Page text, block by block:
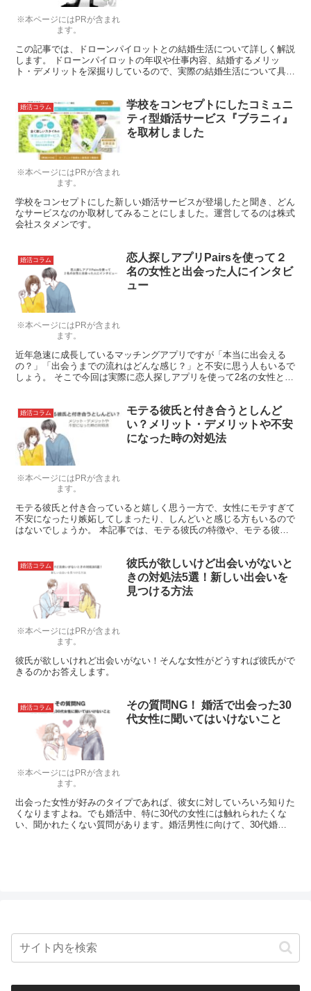
※本ページにはPRが含まれ
ます。
この記事では、ドローンパイロットとの結婚生活について詳しく解説
します。 ドローンパイロットの年収や仕事内容、結婚するメリッ
ト・デメリットを深掘りしているので、実際の結婚生活について具体
※本ページにはPRが含まれ
ます。
婚活コラム
学校をコンセプトにしたコミュニ
ティ型婚活サービス『ブラニィ』
を取材しました
学校をコンセプトにした新しい婚活サービスが登場したと聞き、どん
なサービスなのか取材してみることにしました。運営してるのは株式
会社スタメンです。
※本ページにはPRが含まれ
ます。
婚活コラム
恋人探しアプリPairsを使って２
名の女性と出会った人にインタビ
ュー
近年急速に成長しているマッチングアプリですが「本当に出会える
の？」「出会うまでの流れはどんな感じ？」と不安に思う人もいるで
しょう。 そこで今回は実際に恋人探しアプリを使って2名の女性と出
※本ページにはPRが含まれ
ます。
婚活コラム
モテる彼氏と付き合うとしんど
い？メリット・デメリットや不安
になった時の対処法
モテる彼氏と付き合っていると嬉しく思う一方で、女性にモテすぎて
不安になったり嫉妬してしまったり、しんどいと感じる方もいるので
はないでしょうか。 本記事では、モテる彼氏の特徴や、モテる彼氏
※本ページにはPRが含まれ
ます。
婚活コラム
彼氏が欲しいけど出会いがないと
きの対処法5選！新しい出会いを
見つける方法
彼氏が欲しいけれど出会いがない！そんな女性がどうすれば彼氏がで
きるのかお答えします。
※本ページにはPRが含まれ
ます。
婚活コラム
その質問NG！ 婚活で出会った30
代女性に聞いてはいけないこと
出会った女性が好みのタイプであれば、彼女に対していろいろ知りた
くなりますよね。でも婚活中、特に30代の女性には触れられたくな
い、聞かれたくない質問があります。婚活男性に向けて、30代婚活